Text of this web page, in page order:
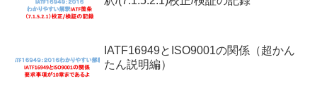
IATF16949とISO9001の関係（超かん
たん説明編）